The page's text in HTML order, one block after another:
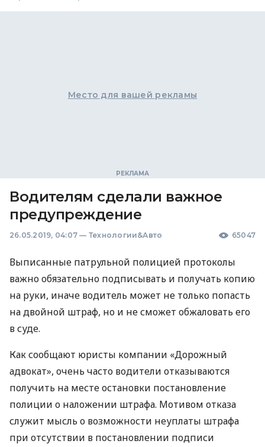
Место для вашей рекламы
Водителям сделали важное
предупреждение
26.05.2019, 04:07 — Технологии&Авто 65047
Выписанные патрульной полицией протоколы
важно обязательно подписывать и получать копию
на руки, иначе водитель может не только попасть
на двойной штраф, но и не сможет обжаловать его
в суде.
Как сообщают юристы компании «Дорожный
адвокат», очень часто водители отказываются
получить на месте остановки постановление
полиции о наложении штрафа. Мотивом отказа
служит мысль о возможности неуплаты штрафа
при отсутствии в постановлении подписи